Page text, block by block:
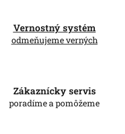
Vernostný systém
odmeňujeme verných
Zákaznícky servis
poradíme a pomôžeme